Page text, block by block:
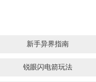
新手异界指南
锐眼闪电箭玩法